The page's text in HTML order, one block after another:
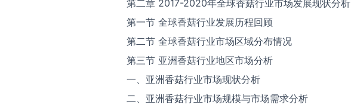
第二章 2017-2020年全球香菇行业市场发展现状分析
第一节 全球香菇行业发展历程回顾
第二节 全球香菇行业市场区域分布情况
第三节 亚洲香菇行业地区市场分析
一、亚洲香菇行业市场现状分析
二、亚洲香菇行业市场规模与市场需求分析